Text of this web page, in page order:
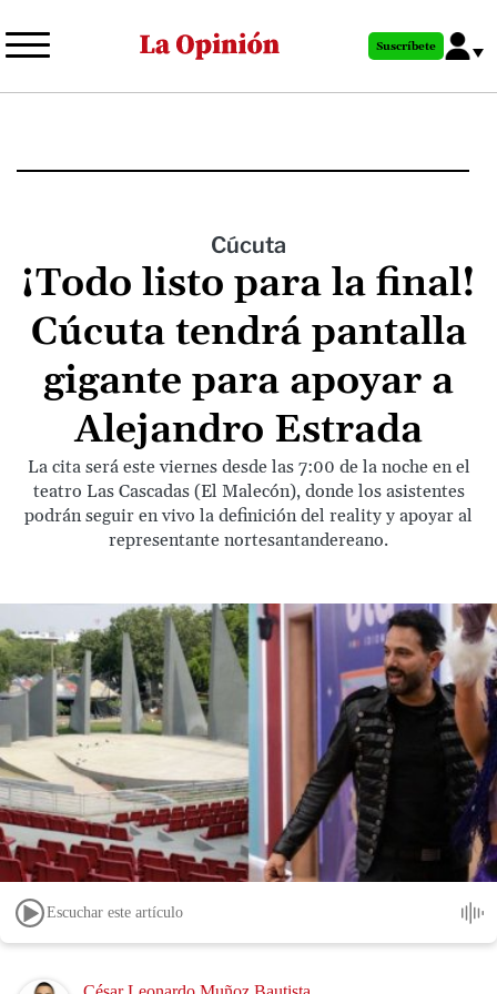
al
principal
Suscríbete
Cúcuta
¡Todo listo para la final!
Cúcuta tendrá pantalla
gigante para apoyar a
Alejandro Estrada
La cita será este viernes desde las 7:00 de la noche en el
teatro Las Cascadas (El Malecón), donde los asistentes
podrán seguir en vivo la definición del reality y apoyar al
representante nortesantandereano.
Escuchar este artículo